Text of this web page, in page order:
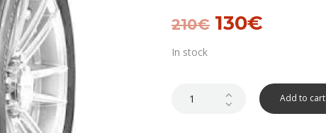
210€ Original
130€
In stock
Add to cart